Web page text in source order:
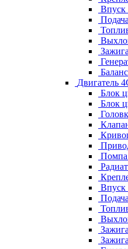
Впуск
Двигатель
Блок
Блок
Помпа
Впуск